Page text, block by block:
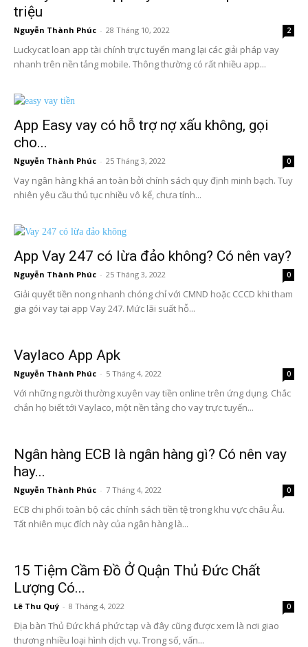
triệu
Nguyễn Thành Phúc - 28 Tháng 10, 2022 2
Luckycat loan app tài chính trực tuyến mang lại các giải pháp vay
nhanh trên nền tảng mobile. Thông thường có rất nhiều app...
App Easy vay có hỗ trợ nợ xấu không, gọi
cho...
Nguyễn Thành Phúc - 25 Tháng 3, 2022 0
Vay ngân hàng khá an toàn bởi chính sách quy định minh bạch. Tuy
nhiên yêu cầu thủ tục nhiều vô kể, chưa tính...
App Vay 247 có lừa đảo không? Có nên vay?
Nguyễn Thành Phúc - 25 Tháng 3, 2022 0
Giải quyết tiền nong nhanh chóng chỉ với CMND hoặc CCCD khi tham
gia gói vay tại app Vay 247. Mức lãi suất hỗ...
Vaylaco App Apk
Nguyễn Thành Phúc - 5 Tháng 4, 2022 0
Với những người thường xuyên vay tiền online trên ứng dụng. Chắc
chắn họ biết tới Vaylaco, một nền tảng cho vay trực tuyến...
Ngân hàng ECB là ngân hàng gì? Có nên vay
hay...
Nguyễn Thành Phúc - 7 Tháng 4, 2022 0
ECB chi phối toàn bộ các chính sách tiền tệ trong khu vực châu Âu.
Tất nhiên mục đích này của ngân hàng là...
15 Tiệm Cầm Đồ Ở Quận Thủ Đức Chất
Lượng Có...
Lê Thu Quý - 8 Tháng 4, 2022 0
Địa bàn Thủ Đức khá phức tạp và đây cũng được xem là nơi giao
thương nhiều loại hình dịch vụ. Trong số, vấn...